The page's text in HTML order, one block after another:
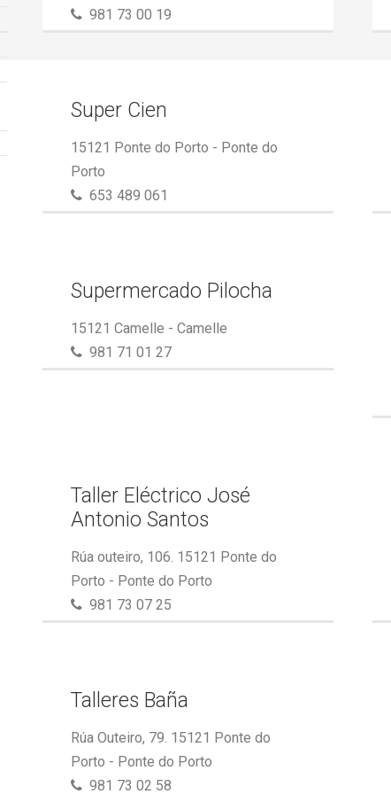
981 73 00 19
Super Cien
15121 Ponte do Porto - Ponte do
Porto
653 489 061
Supermercado Pilocha
15121 Camelle - Camelle
981 71 01 27
Taller Eléctrico José
Antonio Santos
Rúa outeiro, 106. 15121 Ponte do
Porto - Ponte do Porto
981 73 07 25
Talleres Baña
Rúa Outeiro, 79. 15121 Ponte do
Porto - Ponte do Porto
981 73 02 58